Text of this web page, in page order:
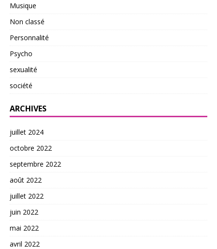
Musique
Non classé
Personnalité
Psycho
sexualité
société
ARCHIVES
juillet 2024
octobre 2022
septembre 2022
août 2022
juillet 2022
juin 2022
mai 2022
avril 2022